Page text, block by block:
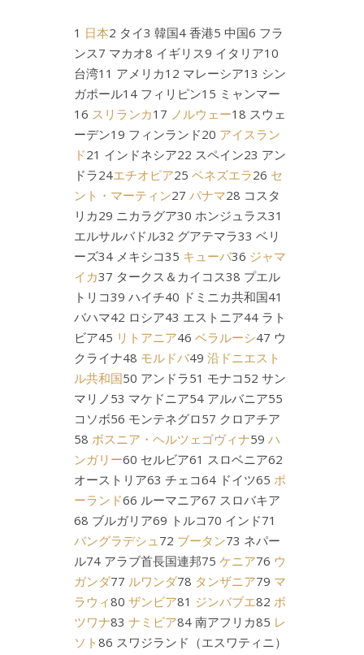
1 日本2 タイ3 韓国4 香港5 中国6 フラ
ンス7 マカオ8 イギリス9 イタリア10
台湾11 アメリカ12 マレーシア13 シン
ガポール14 フィリピン15 ミャンマー
16 スリランカ17 ノルウェー18 スウェ
ーデン19 フィンランド20 アイスラン
ド21 インドネシア22 スペイン23 アン
ドラ24エチオピア25ベネズエラ26 セ
ント・マーティン27パナマ28 コスタ
リカ29 ニカラグア30 ホンジュラス31
エルサルバドル32 グアテマラ33 ベリ
ーズ34 メキシコ35 キューバ36 ジャマ
イカ37 タークス＆カイコス38 プエル
トリコ39 ハイチ40 ドミニカ共和国41
バハマ42 ロシア43 エストニア44 ラト
ビア45 リトアニア46ベラルーシ47 ウ
クライナ48 モルドバ49沿ドニエスト
ル共和国50 アンドラ51 モナコ52 サン
マリノ53 マケドニア54 アルバニア55
コソボ56 モンテネグロ57 クロアチア
58ボスニア・ヘルツェゴヴィナ59ハ
ンガリー60 セルビア61 スロベニア62
オーストリア63 チェコ64 ドイツ65ポ
ーランド66 ルーマニア67 スロバキア
68 ブルガリア69 トルコ70 インド71
バングラデシュ72 ブータン73 ネパー
ル74 アラブ首長国連邦75ケニア76 ウ
ガンダ77 ルワンダ78 タンザニア79 マ
ラウィ80ザンビア81 ジンバブエ82ボ
ツワナ83ナミビア84 南アフリカ85 レ
ソト86 スワジランド（エスワティニ）